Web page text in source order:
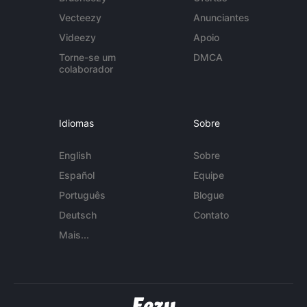
Vecteezy
Videezy
Torne-se um
colaborador
Anunciantes
Apoio
DMCA
Idiomas
English
Español
Português
Deutsch
Mais...
Sobre
Sobre
Equipe
Blogue
Contato